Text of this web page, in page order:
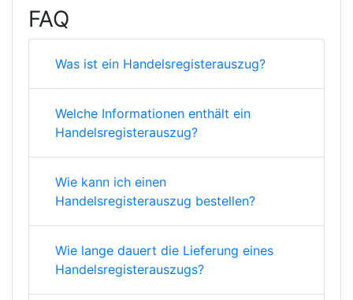
FAQ
Was ist ein Handelsregisterauszug?
Welche Informationen enthält ein
Handelsregisterauszug?
Wie kann ich einen
Handelsregisterauszug bestellen?
Wie lange dauert die Lieferung eines
Handelsregisterauszugs?